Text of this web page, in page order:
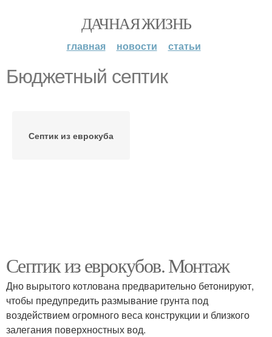
ДАЧНАЯ ЖИЗНЬ
главная новости статьи
Бюджетный септик
Септик из еврокуба
Септик из еврокубов. Монтаж
Дно вырытого котлована предварительно бетонируют,
чтобы предупредить размывание грунта под
воздействием огромного веса конструкции и близкого
залегания поверхностных вод.